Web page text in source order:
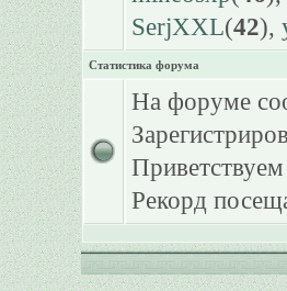
SerjXXL(42),
Статистика форума
На форуме
Рекорд